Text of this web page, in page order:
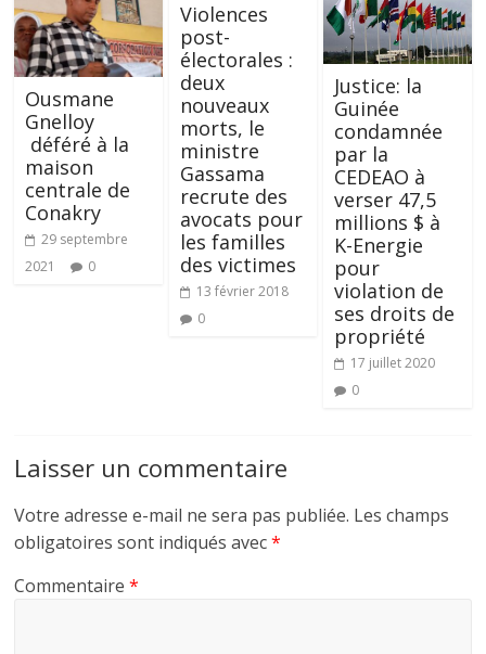
Ousmane
Gnelloy
déféré à la
maison
centrale de
Conakry
29 septembre
2021
0
Violences
post-
électorales :
deux
nouveaux
morts, le
ministre
Gassama
recrute des
avocats pour
les familles
des victimes
13 février 2018
0
Justice: la
Guinée
condamnée
par la
CEDEAO à
verser 47,5
millions $ à
K-Energie
pour
violation de
ses droits de
propriété
17 juillet 2020
0
Laisser un commentaire
Votre adresse e-mail ne sera pas publiée. Les champs
obligatoires sont indiqués avec*
Commentaire*